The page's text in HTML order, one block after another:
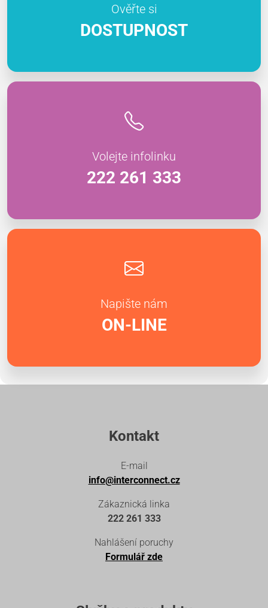
Ověřte si
DOSTUPNOST
Volejte infolinku
222 261 333
Napište nám
ON-LINE
Kontakt
E-mail
info@interconnect.cz
Zákaznická linka
222 261 333
Nahlášení poruchy
Formulář zde